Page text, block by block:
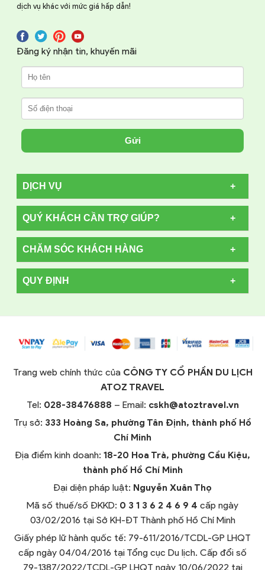
dịch vụ khác với mức giá hấp dẫn!
Đăng ký nhận tin, khuyến mãi
Gửi
DỊCH VỤ
QUÝ KHÁCH CẦN TRỢ GIÚP?
CHĂM SÓC KHÁCH HÀNG
QUY ĐỊNH
Trang web chính thức của CÔNG TY CỔ PHẦN DU LỊCH
ATOZ TRAVEL
Tel: 028-38476888 – Email: cskh@atoztravel.vn
Trụ sở: 333 Hoàng Sa, phường Tân Định, thành phố Hồ
Chí Minh
Địa điểm kinh doanh: 18-20 Hoa Trà, phường Cầu Kiệu,
thành phố Hồ Chí Minh
Đại diện pháp luật: Nguyễn Xuân Thọ
Mã số thuế/số ĐKKD: 0 3 1 3 6 2 4 6 9 4 cấp ngày
03/02/2016 tại Sở KH-ĐT Thành phố Hồ Chí Minh
Giấy phép lữ hành quốc tế: 79-611/2016/TCDL-GP LHQT
cấp ngày 04/04/2016 tại Tổng cục Du lịch. Cấp đổi số
79-1387/2022/TCDL-GP LHQT ngày 10/06/2022 tại